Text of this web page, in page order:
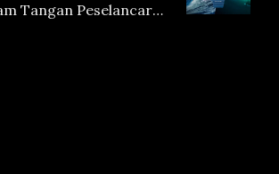
Tangan Peselancar